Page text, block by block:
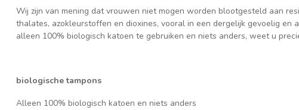
Wij zijn van mening dat vrouwen niet mogen worden blootgesteld aan
thalates, azokleurstoffen en dioxines, vooral in een dergelijk gevoelig en
alleen 100% biologisch katoen te gebruiken en niets anders, weet u
biologische tampons
Alleen 100% biologisch katoen en niets anders